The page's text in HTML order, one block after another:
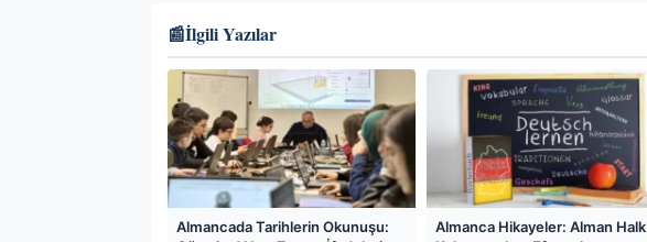
📰İlgili Yazılar
Almancada Tarihlerin Okunuşu:
Almanca Hikayeler: Alman Halk